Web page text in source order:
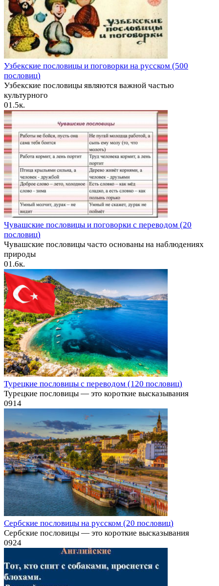
Узбекские пословицы и поговорки на русском (500
пословиц)
Узбекские пословицы являются важной частью
культурного
01.5к.
Чувашские пословицы и поговорки с переводом (20
пословиц)
Чувашские пословицы часто основаны на наблюдениях
природы
01.6к.
Турецкие пословицы с переводом (120 пословиц)
Турецкие пословицы — это короткие высказывания
0914
Сербские пословицы на русском (20 пословиц)
Сербские пословицы — это короткие высказывания
0924